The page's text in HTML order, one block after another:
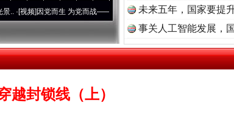
频]因党而生 为党而战——百年“纪”事⑧加强纪律..·[视频] 牢记初心使命
未来五年，国家要提
事关人工智能发展，
越封锁线（上）